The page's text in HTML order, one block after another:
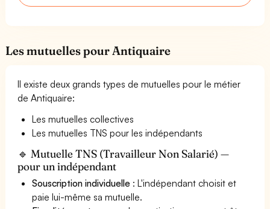
Les mutuelles pour Antiquaire
Il existe deux grands types de mutuelles pour le métier
de Antiquaire:
Les mutuelles collectives
Les mutuelles TNS pour les indépendants
🔹 Mutuelle TNS (Travailleur Non Salarié) —
pour un indépendant
Souscription individuelle : L'indépendant choisit et
paie lui-même sa mutuelle.